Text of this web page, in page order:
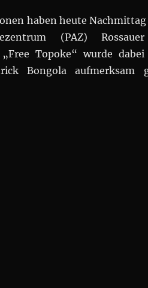
haben heute
(PAZ)
Topoke“ wurde
Bongola aufmerksam